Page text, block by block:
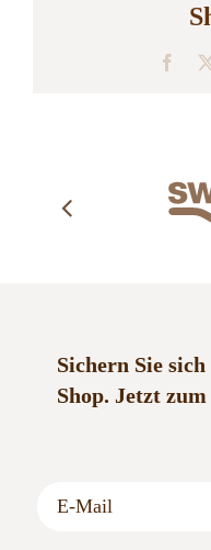
Sichern Sie
Shop. Jetzt